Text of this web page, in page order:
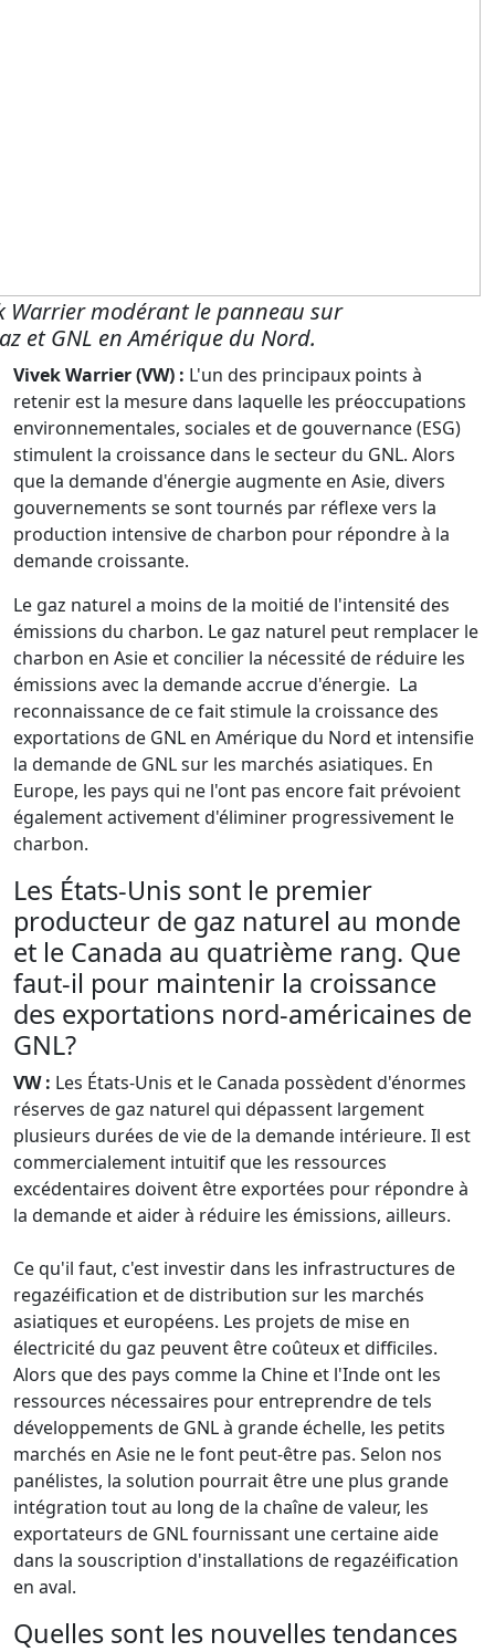
Warrier modérant le panneau sur
et GNL en Amérique du Nord.
Vivek Warrier (VW) : L'un des principaux points à
retenir est la mesure dans laquelle les préoccupations
environnementales, sociales et de gouvernance (ESG)
stimulent la croissance dans le secteur du GNL. Alors
que la demande d'énergie augmente en Asie, divers
gouvernements se sont tournés par réflexe vers la
production intensive de charbon pour répondre à la
demande croissante.
Le gaz naturel a moins de la moitié de l'intensité des
émissions du charbon. Le gaz naturel peut remplacer le
charbon en Asie et concilier la nécessité de réduire les
émissions avec la demande accrue d'énergie. La
reconnaissance de ce fait stimule la croissance des
exportations de GNL en Amérique du Nord et intensifie
la demande de GNL sur les marchés asiatiques. En
Europe, les pays qui ne l'ont pas encore fait prévoient
également activement d'éliminer progressivement le
charbon.
Les États-Unis sont le premier
producteur de gaz naturel au monde
et le Canada au quatrième rang. Que
faut-il pour maintenir la croissance
des exportations nord-américaines de
GNL?
VW : Les États-Unis et le Canada possèdent d'énormes
réserves de gaz naturel qui dépassent largement
plusieurs durées de vie de la demande intérieure. Il est
commercialement intuitif que les ressources
excédentaires doivent être exportées pour répondre à
la demande et aider à réduire les émissions, ailleurs.
Ce qu'il faut, c'est investir dans les infrastructures de
regazéification et de distribution sur les marchés
asiatiques et européens. Les projets de mise en
électricité du gaz peuvent être coûteux et difficiles.
Alors que des pays comme la Chine et l'Inde ont les
ressources nécessaires pour entreprendre de tels
développements de GNL à grande échelle, les petits
marchés en Asie ne le font peut-être pas. Selon nos
panélistes, la solution pourrait être une plus grande
intégration tout au long de la chaîne de valeur, les
exportateurs de GNL fournissant une certaine aide
dans la souscription d'installations de regazéification
en aval.
Quelles sont les nouvelles tendances